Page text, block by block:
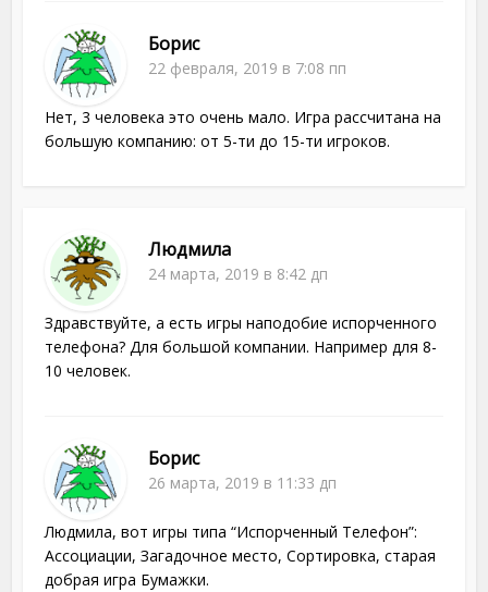
Борис
22 февраля, 2019 в 7:08 пп
Нет, 3 человека это очень мало. Игра рассчитана на
большую компанию: от 5-ти до 15-ти игроков.
Людмила
24 марта, 2019 в 8:42 дп
Здравствуйте, а есть игры наподобие испорченного
телефона? Для большой компании. Например для 8-
10 человек.
Борис
26 марта, 2019 в 11:33 дп
Людмила, вот игры типа “Испорченный Телефон”:
Ассоциации, Загадочное место, Сортировка, старая
добрая игра Бумажки.